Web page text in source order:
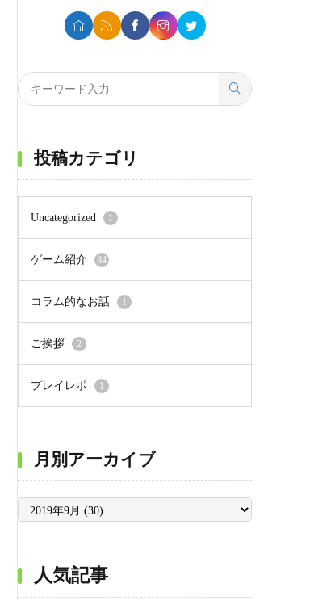
投稿カテゴリ
Uncategorized 1
ゲーム紹介 84
コラム的なお話 1
ご挨拶 2
プレイレポ 1
月別アーカイブ
月
ア
ブ
人気記事